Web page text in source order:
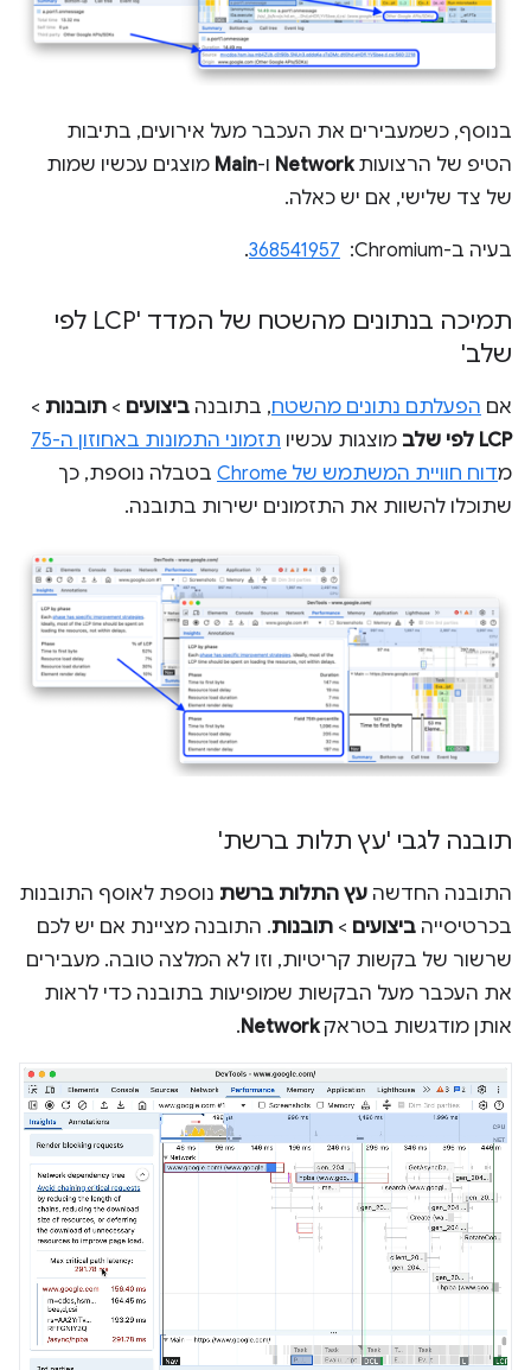
בנוסף, כשמעבירים את העכבר מעל אירועים, בתיבות
הטיפ של הרצועותNetwork ו-Main מוצגים עכשיו שמות
של צד שלישי, אם יש כאלה.
בעיה ב-Chromium: ‏ 368541957
.
תמיכה בנתונים מהשטח של המדד 'LCP לפי
שלב'
אם הפעלתם נתונים מהשטח, בתובנה ביצועים > תובנות >
LCP לפי שלב
מוצגות עכשיו תזמוני התמונות באחוזון ה-75
מדוח חוויית המשתמש של Chrome
בטבלה נוספת, כך
שתוכלו להשוות את התזמונים ישירות בתובנה.
תובנה לגבי 'עץ תלות ברשת'
התובנה החדשה עץ התלות ברשת נוספת לאוסף התובנות
בכרטיסייה ביצועים > תובנות. התובנה מציינת אם יש לכם
שרשור של בקשות קריטיות, וזו לא המלצה טובה. מעבירים
את העכבר מעל הבקשות שמופיעות בתובנה כדי לראות
אותן מודגשות בטראקNetwork
.